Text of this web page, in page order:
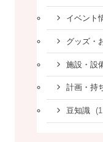
イベント
グッズ・
施設・設
計画・持
豆知識